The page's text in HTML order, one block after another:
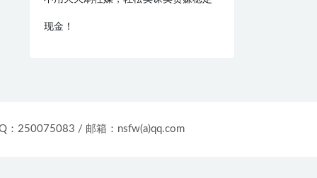
现金！
：250075083 / 邮箱：nsfw(a)qq.com